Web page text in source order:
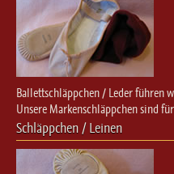
Ballettschläppchen / Leder führen
Unsere Markenschläppchen sind
Schläppchen / Leinen